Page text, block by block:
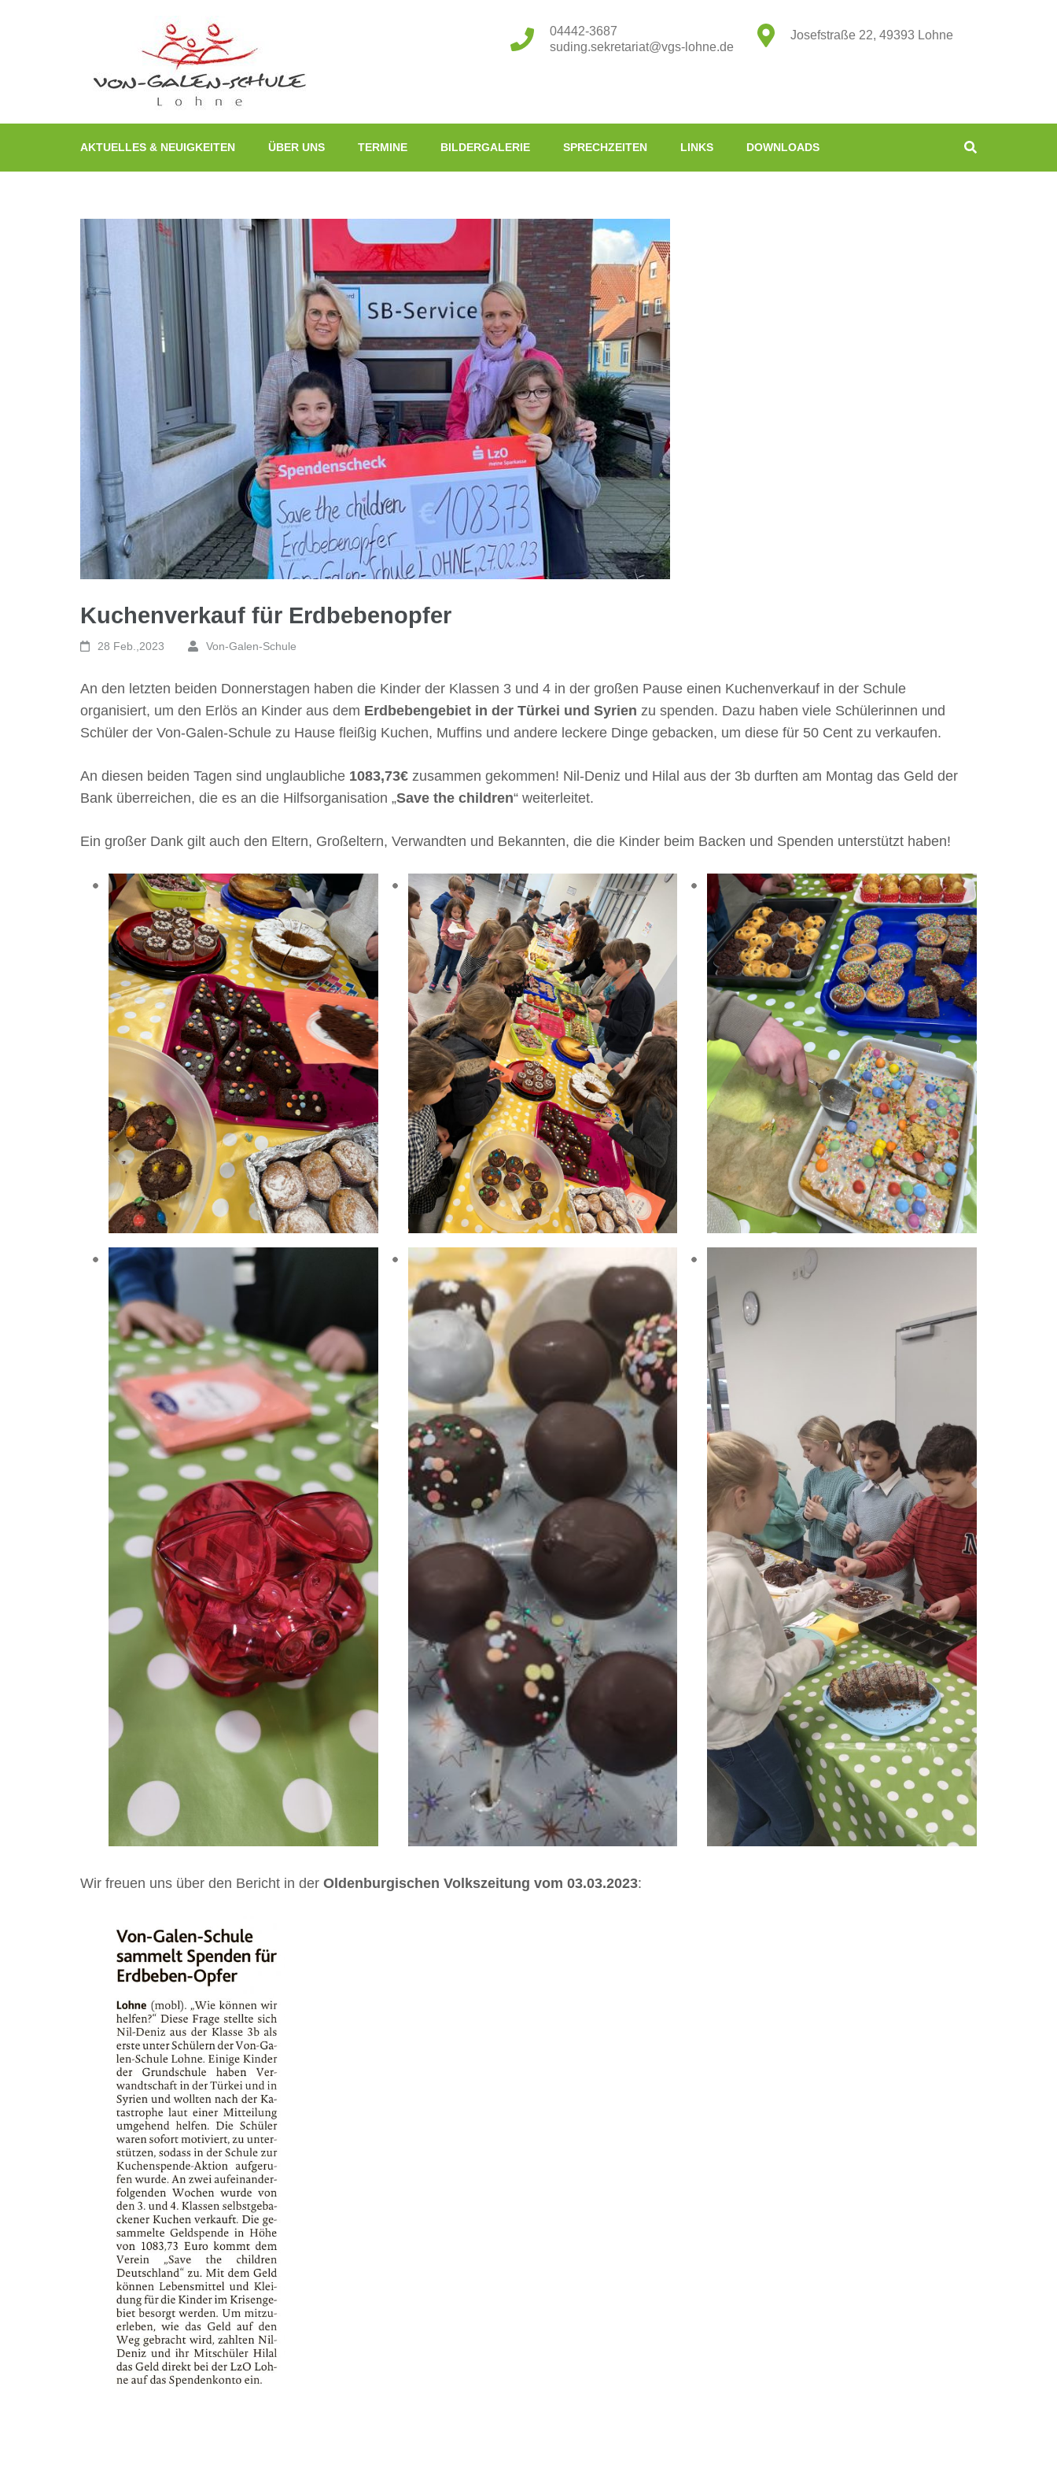
Josefstraße 22, 49393 Lohne
04442-3687
suding.sekretariat@vgs-lohne.de
AKTUELLES & NEUIGKEITEN ÜBER UNS TERMINE BILDERGALERIE SPRECHZEITEN LINKS DOWNLOADS
Kuchenverkauf für Erdbebenopfer
28 Feb.,2023 Von-Galen-Schule
An den letzten beiden Donnerstagen haben die Kinder der Klassen 3 und 4 in der großen Pause einen Kuchenverkauf in der Schule
organisiert, um den Erlös an Kinder aus dem Erdbebengebiet in der Türkei und Syrien zu spenden. Dazu haben viele Schülerinnen und
Schüler der Von-Galen-Schule zu Hause fleißig Kuchen, Muffins und andere leckere Dinge gebacken, um diese für 50 Cent zu verkaufen.
An diesen beiden Tagen sind unglaubliche 1083,73€ zusammen gekommen! Nil-Deniz und Hilal aus der 3b durften am Montag das Geld der
Bank überreichen, die es an die Hilfsorganisation „Save the children“ weiterleitet.
Ein großer Dank gilt auch den Eltern, Großeltern, Verwandten und Bekannten, die die Kinder beim Backen und Spenden unterstützt haben!
Wir freuen uns über den Bericht in der Oldenburgischen Volkszeitung vom 03.03.2023: